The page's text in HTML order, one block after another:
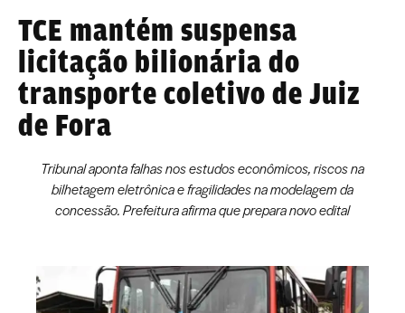
TCE mantém suspensa
licitação bilionária do
transporte coletivo de Juiz
de Fora
Tribunal aponta falhas nos estudos econômicos, riscos na
bilhetagem eletrônica e fragilidades na modelagem da
concessão. Prefeitura afirma que prepara novo edital